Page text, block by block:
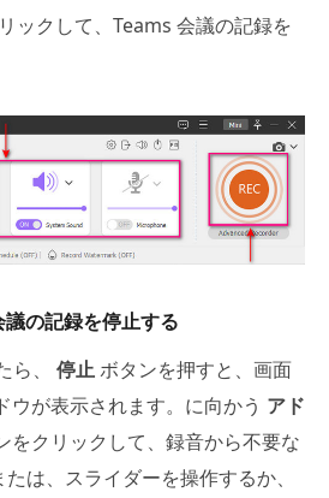
ックして、Teams 会議の記録を
の記録を停止する
ら、 停止ボタンを押すと、画面
ウが表示されます。に向かう アド
をクリックして、録音から不要な
は、スライダーを操作するか、